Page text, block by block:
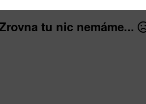
Zrovna tu nic nemáme...